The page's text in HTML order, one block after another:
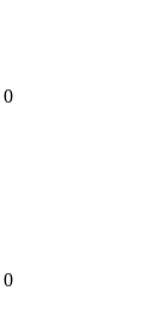
0
0